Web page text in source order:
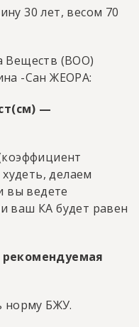
30 лет, весом 70
Веществ (ВОО)
-Сан ЖЕОРА:
—
делаем
вы ведете
ваш КА будет равен
норму БЖУ.